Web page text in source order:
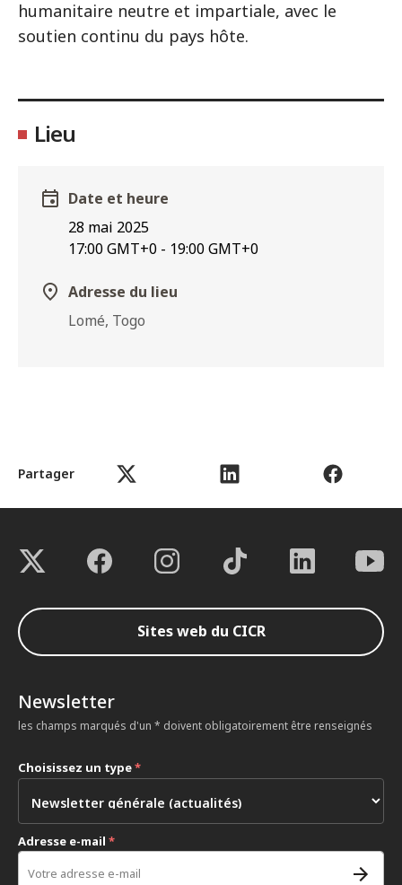
humanitaire neutre et impartiale, avec le
soutien continu du pays hôte.
Lieu
Date et heure
28 mai 2025
17:00GMT+0 - 19:00GMT+0
Adresse du lieu
Lomé, Togo
Partager
Sites web du CICR
Newsletter
les champs marqués d'un * doivent obligatoirement être renseignés
Choisissez un type*
Adresse e-mail *